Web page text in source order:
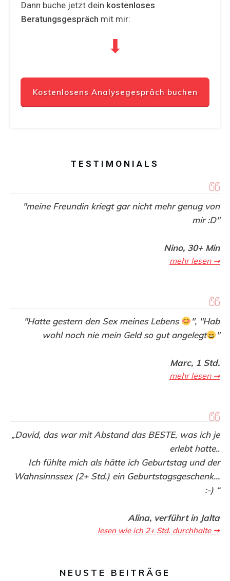
Dann buche jetzt dein kostenloses
Beratungsgespräch mit mir:
⬇
Kostenlosens Analysegespräch buchen
TESTIMONIALS
"meine Freundin kriegt gar nicht mehr genug von
mir :D"
Nino, 30+ Min
mehr lesen ➞
"Hatte gestern den Sex meines Lebens ", "Hab
wohl noch nie mein Geld so gut angelegt
"
Marc, 1 Std.
mehr lesen ➞
„David, das war mit Abstand das BESTE, was ich je
erlebt hatte..
Ich fühlte mich als hätte ich Geburtstag und der
Wahnsinnssex (2+ Std.) ein Geburtstagsgeschenk...
:-) “
Alina, verführt in Jalta
lesen wie ich 2+ Std. durchhalte ➞
NEUSTE BEITRÄGE